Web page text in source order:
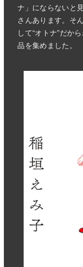
ナ」にならないと
さんあります。そ
して“オトナ”だか
品を集めました。